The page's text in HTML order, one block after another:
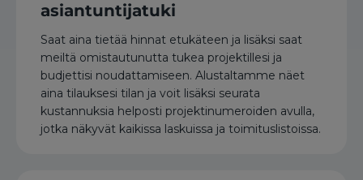
asiantuntijatuki
Saat aina tietää hinnat etukäteen ja lisäksi saat
meiltä omistautunutta tukea projektillesi ja
budjettisi noudattamiseen. Alustaltamme näet
aina tilauksesi tilan ja voit lisäksi seurata
kustannuksia helposti projektinumeroiden avulla,
jotka näkyvät kaikissa laskuissa ja toimituslistoissa.